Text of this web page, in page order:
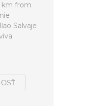
km from
Salvaje